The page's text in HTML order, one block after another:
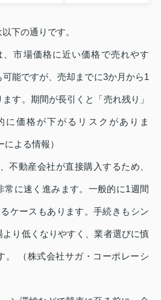
下の通りです。
、市場価格に近い価格で売れやす
可能ですが、売却までに3か月から1
す。期間が長引くと「売れ残り」
に価格が下がるリスクがありま
よる情報）
不動産会社が直接購入するため、
常に速く進みます。一般的に1週間
ケースもあります。手続きもシン
り低くなりやすく、業者選びに慎
。 （株式会社サガ・コーポレーシ